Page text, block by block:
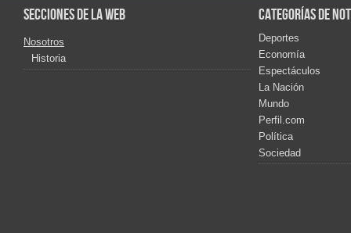
Secciones de la web
Nosotros
Historia
Categorías de
Deportes
Economía
Espectáculos
La Nación
Mundo
Perfil.com
Política
Sociedad